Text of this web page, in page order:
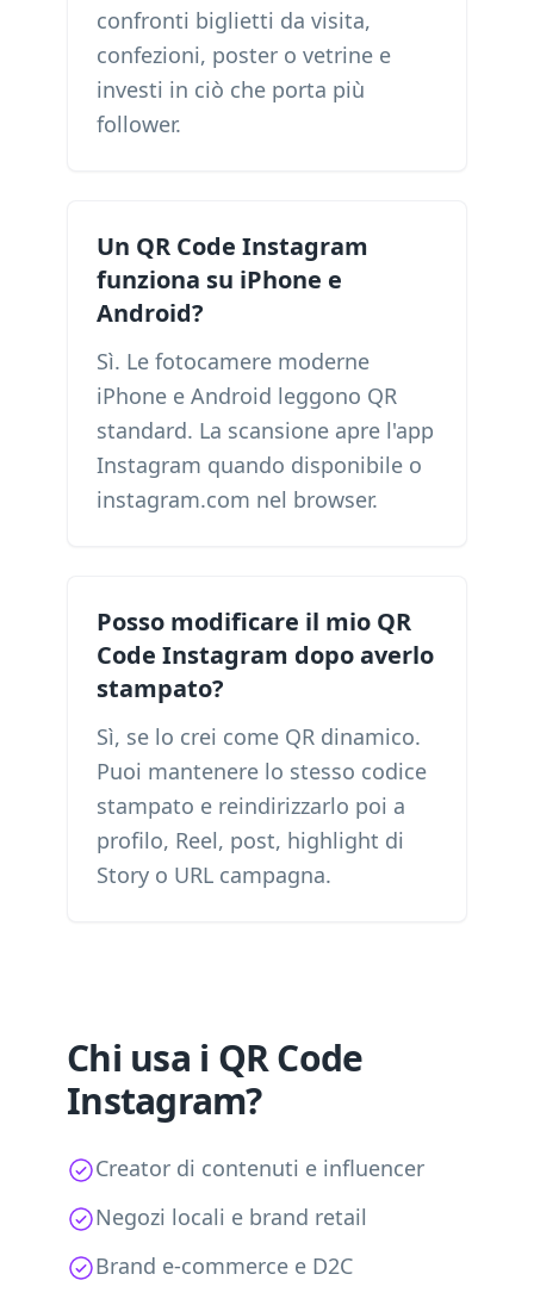
confronti biglietti da visita,
confezioni, poster o vetrine e
investi in ciò che porta più
follower.
Un QR Code Instagram
funziona su iPhone e
Android?
Sì. Le fotocamere moderne
iPhone e Android leggono QR
standard. La scansione apre l'app
Instagram quando disponibile o
instagram.com nel browser.
Posso modificare il mio QR
Code Instagram dopo averlo
stampato?
Sì, se lo crei come QR dinamico.
Puoi mantenere lo stesso codice
stampato e reindirizzarlo poi a
profilo, Reel, post, highlight di
Story o URL campagna.
Chi usa i QR Code
Instagram?
Creator di contenuti e influencer
Negozi locali e brand retail
Brand e-commerce e D2C